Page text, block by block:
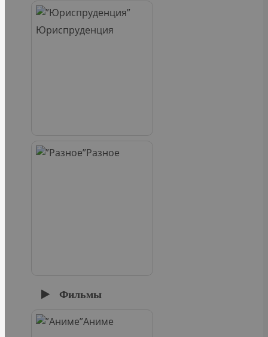
Юриспруденция
Разное
Фильмы
Аниме